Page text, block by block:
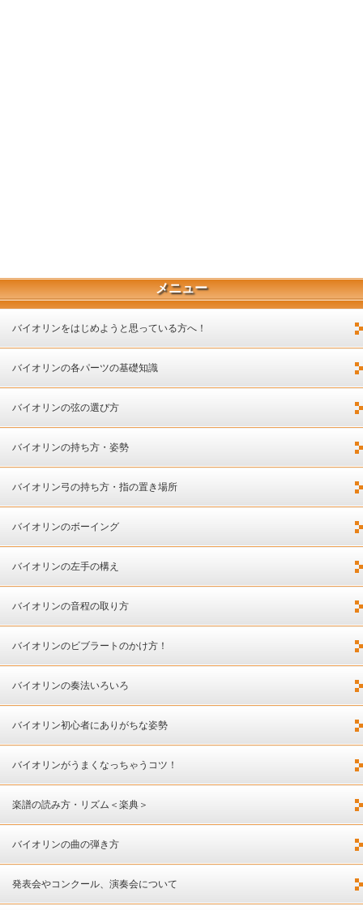
メニュー
バイオリンをはじめようと思っている方へ！
バイオリンの各パーツの基礎知識
バイオリンの弦の選び方
バイオリンの持ち方・姿勢
バイオリン弓の持ち方・指の置き場所
バイオリンのボーイング
バイオリンの左手の構え
バイオリンの音程の取り方
バイオリンのビブラートのかけ方！
バイオリンの奏法いろいろ
バイオリン初心者にありがちな姿勢
バイオリンがうまくなっちゃうコツ！
楽譜の読み方・リズム＜楽典＞
バイオリンの曲の弾き方
発表会やコンクール、演奏会について